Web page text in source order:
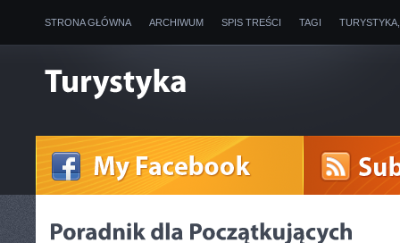
STRONA GŁÓWNA ARCHIWUM SPIS TREŚCI TAGI